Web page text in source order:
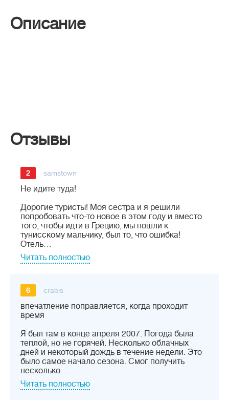
Описание
Отзывы
2 samstown
Не идите туда!
Дорогие туристы! Моя сестра и я решили
попробовать что-то новое в этом году и вместо
того, чтобы идти в Грецию, мы пошли к
тунисскому мальчику, был то, что ошибка!
Отель…
Читать полностью
6 crabis
впечатление поправляется, когда проходит
время
Я был там в конце апреля 2007. Погода была
теплой, но не горячей. Несколько облачных
дней и некоторый дождь в течение недели. Это
было самое начало сезона. Смог получить
несколько…
Читать полностью